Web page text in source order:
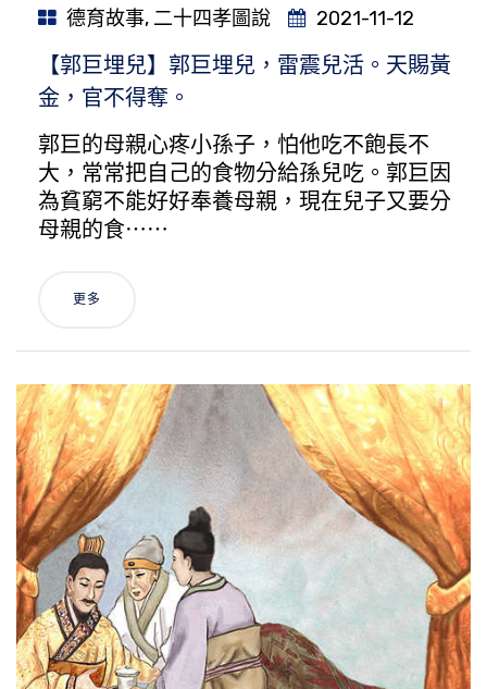
德育故事, 二十四孝圖說 2021-11-12
【郭巨埋兒】郭巨埋兒，雷震兒活。天賜黃
金，官不得奪。
郭巨的母親心疼小孫子，怕他吃不飽長不
大，常常把自己的食物分給孫兒吃。郭巨因
為貧窮不能好好奉養母親，現在兒子又要分
母親的食⋯⋯
更多